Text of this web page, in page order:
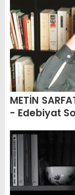
METİN
- Edebiyat